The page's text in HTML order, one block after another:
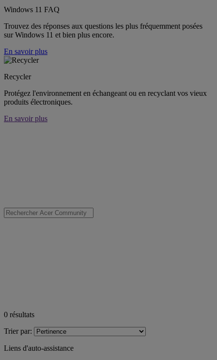
Windows 11 FAQ
Trouvez des réponses aux questions les plus fréquemment posées
sur Windows 11 et bien plus encore.
En savoir plus
Recycler
Protégez l'environnement en échangeant ou en recyclant vos vieux
produits électroniques.
En savoir plus
0 résultats
Trier par:
Liens d'auto-assistance